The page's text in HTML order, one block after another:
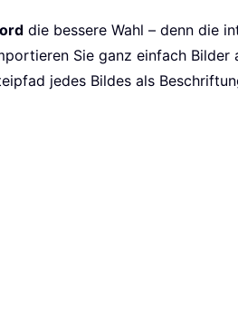
die bessere Wahl – denn die
Sie ganz einfach
jedes Bildes als